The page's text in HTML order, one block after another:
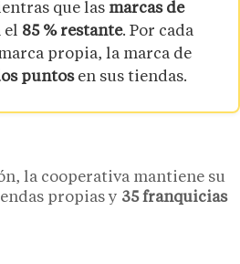
que las marcas de
el 85 % restante. Por cada
propia, la marca de
puntosen sus tiendas.
la cooperativa mantiene su
propias y 35 franquicias